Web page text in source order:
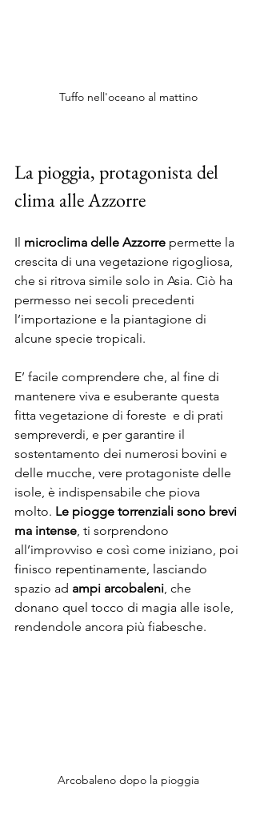
Tuffo nell'oceano al mattino
La pioggia, protagonista del
clima alle Azzorre
Il microclima delle Azzorre permette la
crescita di una vegetazione rigogliosa,
che si ritrova simile solo in Asia. Ciò ha
permesso nei secoli precedenti
l’importazione e la piantagione di
alcune specie tropicali.
E’ facile comprendere che, al fine di
mantenere viva e esuberante questa
fitta vegetazione di foreste  e di prati
sempreverdi, e per garantire il
sostentamento dei numerosi bovini e
delle mucche, vere protagoniste delle
isole, è indispensabile che piova
molto. Le piogge torrenziali sono brevi
ma intense , ti sorprendono
all’improvviso e così come iniziano, poi
finisco repentinamente, lasciando
spazio ad ampi arcobaleni , che
donano quel tocco di magia alle isole,
rendendole ancora più fiabesche.
Arcobaleno dopo la pioggia